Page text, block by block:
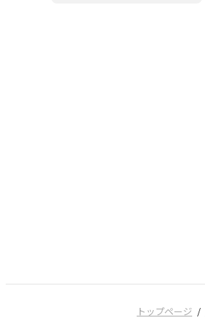
トップページ